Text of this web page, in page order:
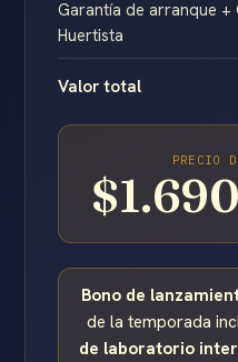
Garantía de arranque +
Huertista
Valor total
PRECIO
Bono de
de la temporada
de laboratorio